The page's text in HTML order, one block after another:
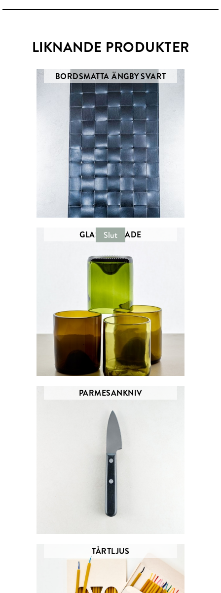
LIKNANDE PRODUKTER
BORDSMATTA ÄNGBY SVART
GLAS - REMADE
Slut
PARMESANKNIV
TÅRTLJUS